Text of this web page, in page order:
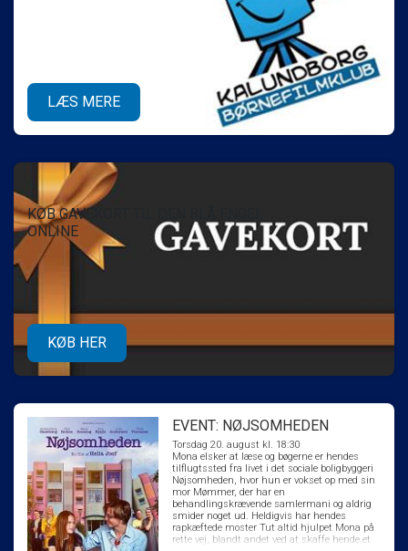
LÆS MERE
KØB GAVEKORT TIL DEN BLÅ ENGEL
ONLINE
KØB HER
EVENT: NØJSOMHEDEN
Torsdag 20. august kl. 18:30
Mona elsker at læse og bøgerne er hendes
tilflugtssted fra livet i det sociale boligbyggeri
Nøjsomheden, hvor hun er vokset op med sin
mor Mømmer, der har en
behandlingskrævende samlermani og aldrig
smider noget ud. Heldigvis har hendes
rapkæftede moster Tut altid hjulpet Mona på
rette vej, blandt andet ved at skaffe hende et